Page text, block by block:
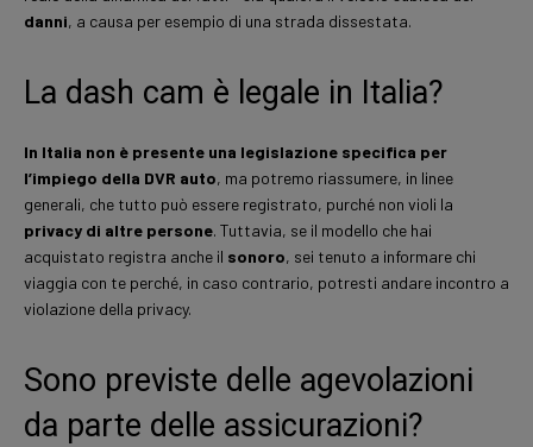
danni, a causa per esempio di una strada dissestata.
La dash cam è legale in Italia?
In Italia non è presente una legislazione specifica per
l’impiego della DVR auto, ma potremo riassumere, in linee
generali, che tutto può essere registrato, purché non violi la
privacy di altre persone. Tuttavia, se il modello che hai
acquistato registra anche il sonoro, sei tenuto a informare chi
viaggia con te perché, in caso contrario, potresti andare incontro a
violazione della privacy.
Sono previste delle agevolazioni
da parte delle assicurazioni?